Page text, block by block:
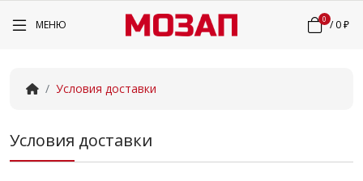
МЕНЮ 0 /0 ₽
Условия доставки
Условия доставки